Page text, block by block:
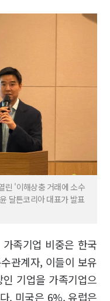
린 '이해상충 거래에 소수
달튼코리아 대표가 발표
족기업 비중은 한국
관계자, 이들이 보유
기업을 가족기업으
. 미국은 6%, 유럽은